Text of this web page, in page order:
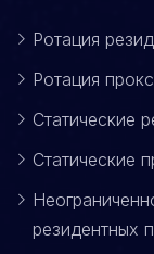
Ротация
Ротация
Статические
Статические
резидентных